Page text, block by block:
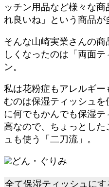
ッチン用品など様々な
れ良いね」という商品が
そんな山崎実業さんの商
しくなったのは「両面
ン。
私は花粉症もアレルギ
むのは保湿ティッシュ
に何でもかんでも保湿テ
高なので、ちょっとし
ュも使う「二刀流」。
どん・ぐりみ
全て保湿ティッシュに